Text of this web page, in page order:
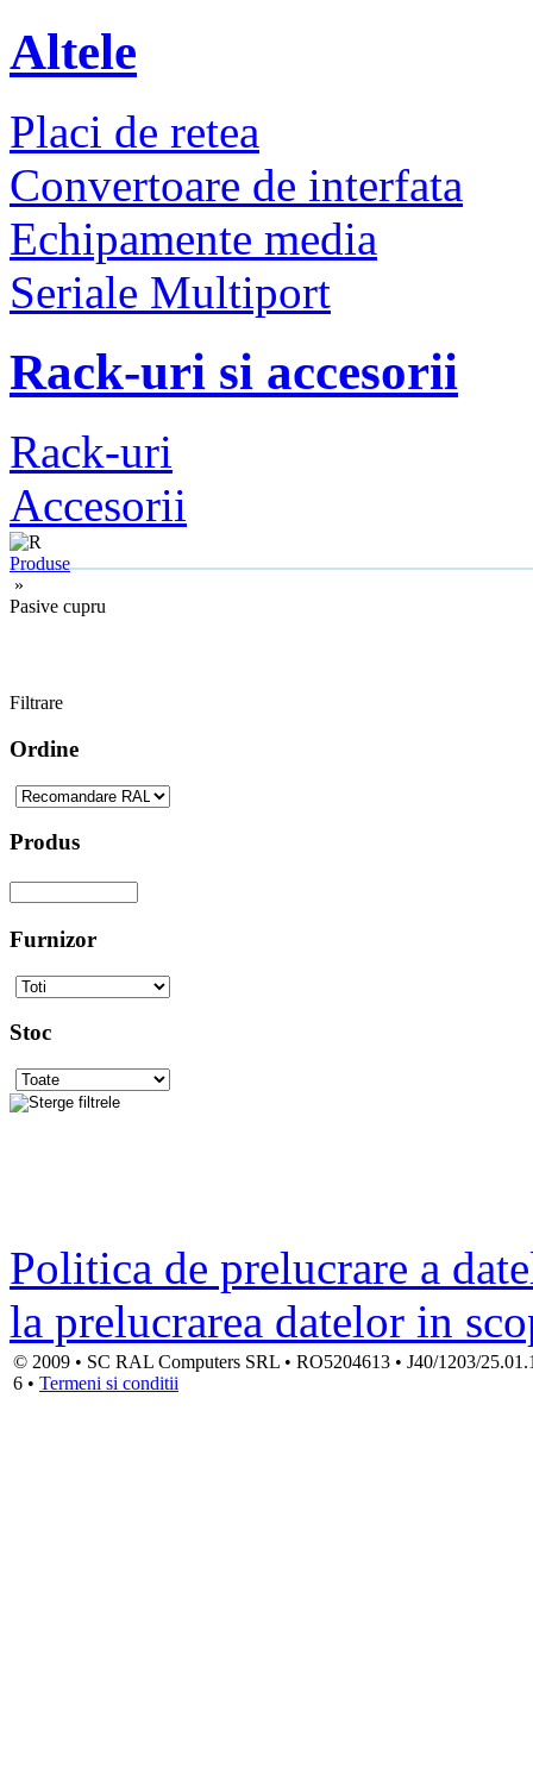
Altele
Placi de retea
Convertoare de interfata
Echipamente media
Seriale Multiport
Rack-uri si accesorii
Rack-uri
Accesorii
Produse
»
Pasive cupru
Filtrare
Ordine
Produs
Furnizor
Stoc
Politica de prelucrare a
la prelucrarea datelor in
© 2009 • SC RAL Computers SRL • RO5204613 • J40/1203/
6 • Termeni si conditii